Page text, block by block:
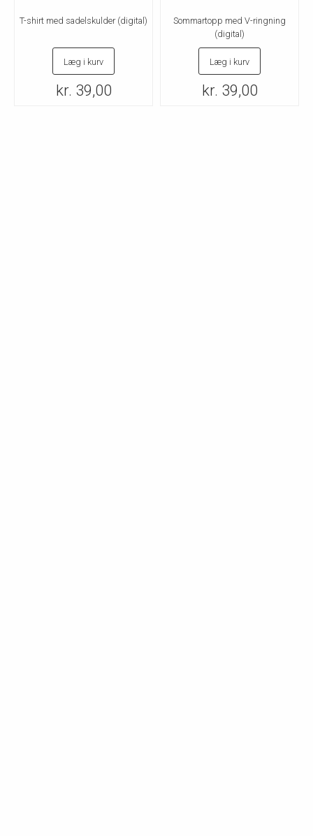
T-shirt med sadelskulder (digital)
Læg i kurv
kr. 39,00
Sommartopp med V-ringning
(digital)
Læg i kurv
kr. 39,00